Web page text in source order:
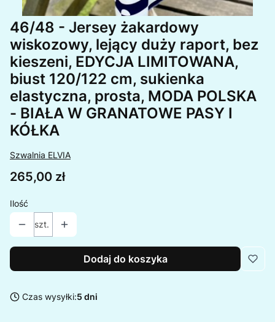
46/48 - Jersey żakardowy
wiskozowy, lejący duży raport, bez
kieszeni, EDYCJA LIMITOWANA,
biust 120/122 cm, sukienka
elastyczna, prosta, MODA POLSKA
- BIAŁA W GRANATOWE PASY I
KÓŁKA
Szwalnia ELVIA
Cena
265,00 zł
Ilość
szt.
Dodaj do koszyka
Czas wysyłki:5 dni